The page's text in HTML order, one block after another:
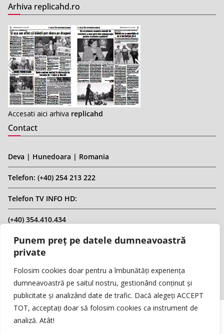
Punem preț pe datele dumneavoastră
private
Folosim cookies doar pentru a îmbunătăți experiența
dumneavoastră pe saitul nostru, gestionând conținut și
publicitate și analizând date de trafic. Dacă alegeți ACCEPT
TOT, acceptați doar să folosim cookies ca instrument de
analiză. Atât!
Arhiva replicahd.ro
Accesati aici arhiva replicahd
Contact
Deva | Hunedoara | Romania
Telefon: (+40) 254 213 222
Telefon TV INFO HD:
(+40) 354.410.434
Email: infohd20@gmail.com
Website: www.replicahd.ro